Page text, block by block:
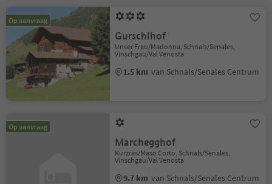
Op aanvraag
Gurschlhof
Unser Frau/Madonna, Schnals/Senales,
Vinschgau/Val Venosta
1.5 km van Schnals/Senales Centrum
Op aanvraag
Marchegghof
Kurzras/Maso Corto, Schnals/Senales,
Vinschgau/Val Venosta
9.7 km van Schnals/Senales Centrum